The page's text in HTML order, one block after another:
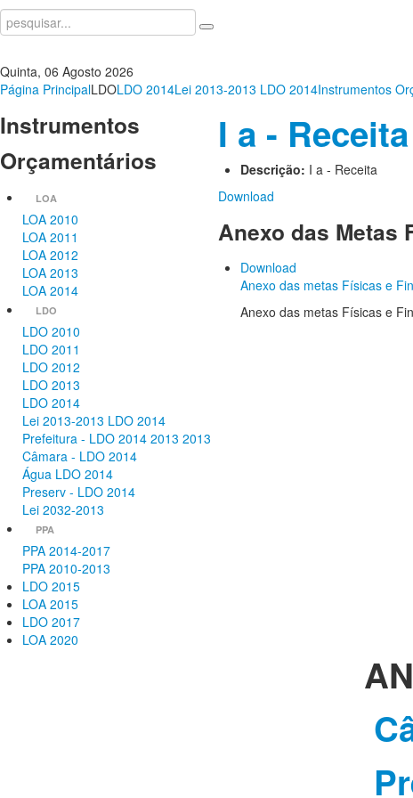
Quinta, 06 Agosto 2026
Página PrincipalLDOLDO 2014Lei 2013-2013 LDO 2014Instrumentos
I a - Receita
Descrição: I a - Receita
Download
Anexo das Metas
Download
Anexo das metas Físicas e
Anexo das metas Físicas e
Instrumentos
Orçamentários
LOA
LOA 2010
LOA 2011
LOA 2012
LOA 2013
LOA 2014
LDO
LDO 2010
LDO 2011
LDO 2012
LDO 2013
LDO 2014
Lei 2013-2013 LDO 2014
Prefeitura - LDO 2014 2013 2013
Câmara - LDO 2014
Água LDO 2014
Preserv - LDO 2014
Lei 2032-2013
PPA
PPA 2014-2017
PPA 2010-2013
LDO 2015
LOA 2015
LDO 2017
LOA 2020